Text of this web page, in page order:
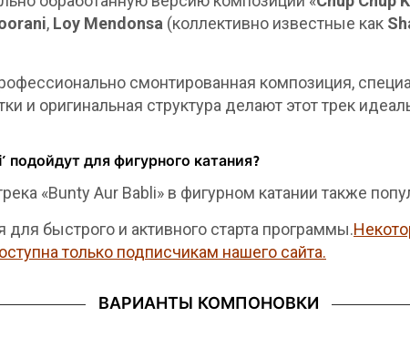
, Loy Mendonsa (коллективно известные как
смонтированная композиция,
и оригинальная структура делают этот трек
подойдут для фигурного катания?
«Bunty Aur Babli» в фигурном катании также
для быстрого и активного старта программы.
только подписчикам нашего сайта.
ВАРИАНТЫ КОМПОНОВКИ